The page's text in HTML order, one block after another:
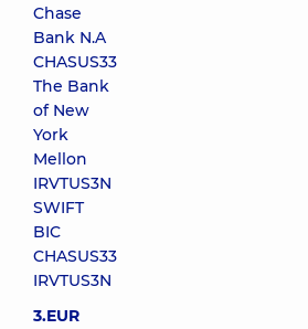
Chase
Bank N.A
CHASUS33
The Bank
of New
York
Mellon
IRVTUS3N
SWIFT
BIC
CHASUS33
IRVTUS3N
3.EUR